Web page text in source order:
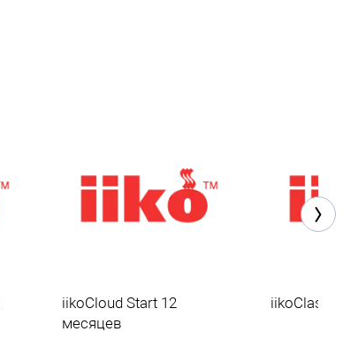
iikoCloud Start 12
месяцев
iikoClassic